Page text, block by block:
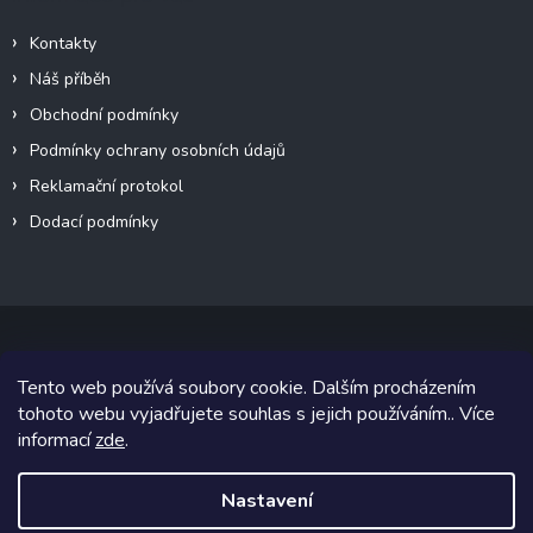
Tento web používá soubory cookie. Dalším procházením
tohoto webu vyjadřujete souhlas s jejich používáním.. Více
informacízde.
Nastavení
Kontakty
Náš příběh
Obchodní podmínky
Podmínky ochrany osobních údajů
Reklamační protokol
Dodací podmínky
Copyright 2026VeteránMoto s.r.o.. Všechna práva vyhrazena.
Grafický návrh vytvořil a na Shoptet implementoval
Shoptetak.cz.